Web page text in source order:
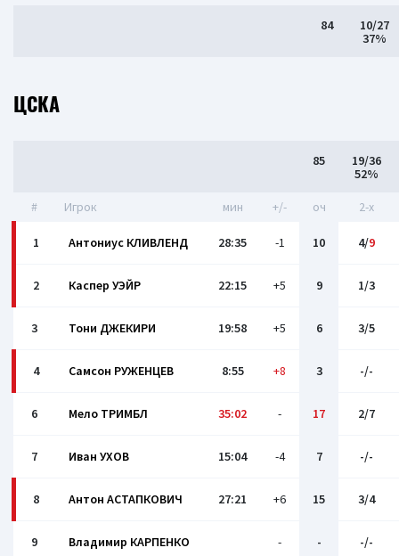
84
10/27
37%
ЦСКА
85
19/36
52%
# Игрок мин +/- оч 2-x
1 Антониус КЛИВЛЕНД 28:35 -1 10 4/9
2 Каспер УЭЙР 22:15 +5 9 1/3
3 Тони ДЖЕКИРИ 19:58 +5 6 3/5
4 Самсон РУЖЕНЦЕВ 8:55 +8 3 -/-
6 Мело ТРИМБЛ 35:02 - 17 2/7
7 Иван УХОВ 15:04 -4 7 -/-
8 Антон АСТАПКОВИЧ 27:21 +6 15 3/4
9 Владимир КАРПЕНКО - - -/-